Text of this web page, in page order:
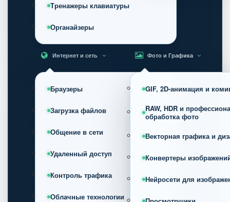
Тренажеры клавиатуры
Органайзеры
Интернет и сеть
Браузеры
Загрузка файлов
Общение в сети
Удаленный доступ
Контроль трафика
Облачные технологии
Фото и Графика
GIF, 2D-анимация и
RAW, HDR и
обработка фото
Векторная графика и
Конвертеры
Нейросети для